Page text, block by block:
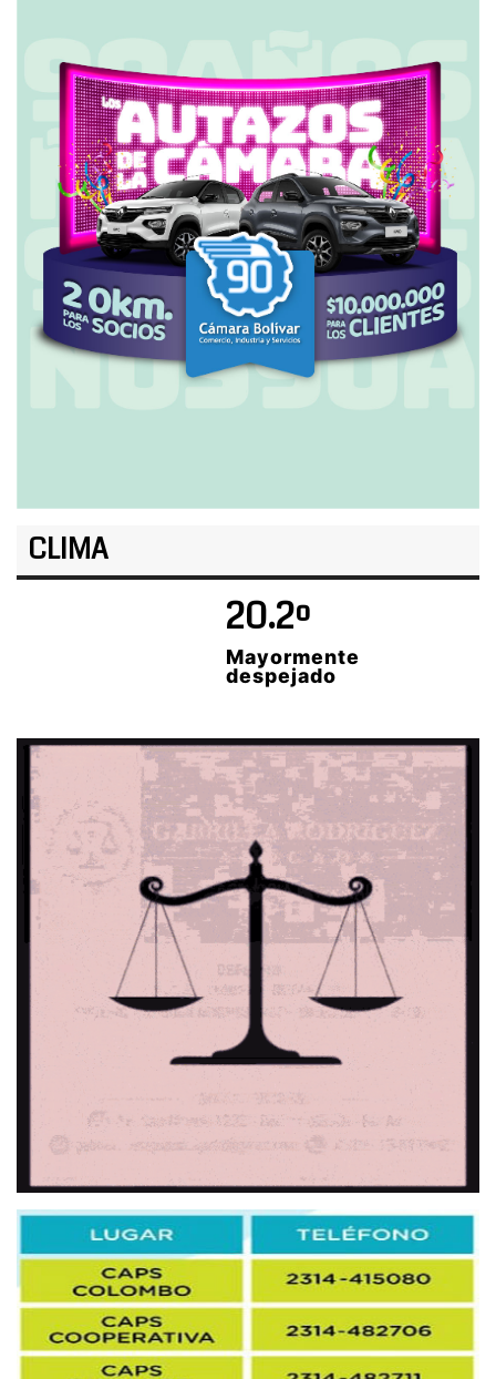
CLIMA
20.2º
Mayormente
despejado